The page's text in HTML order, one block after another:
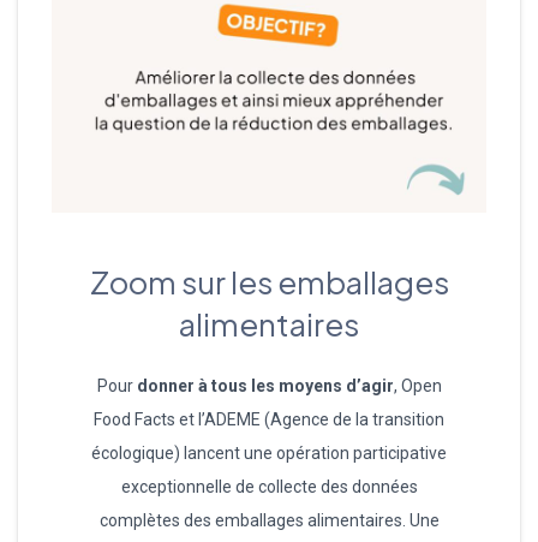
Zoom sur les emballages
alimentaires
Pour donner à tous les moyens d’agir, Open
Food Facts et l’ADEME (Agence de la transition
écologique) lancent une opération participative
exceptionnelle de collecte des données
complètes des emballages alimentaires. Une